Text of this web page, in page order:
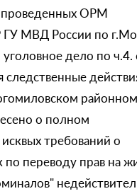
проведенных ОРМ
МВД России по
дело по ч.4.
районном
о полном
требований о
по переводу прав на